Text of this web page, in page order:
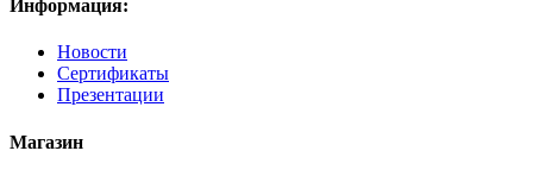
Информация:
Новости
Сертификаты
Презентации
Магазин